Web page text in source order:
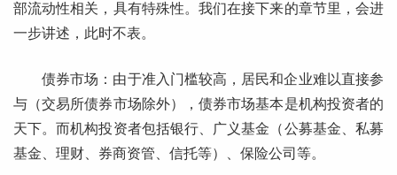
部流动性相关，具有特殊性。我们在接下来的章节里，会进
一步讲述，此时不表。
债券市场：由于准入门槛较高，居民和企业难以直接参
与（交易所债券市场除外），债券市场基本是机构投资者的
天下。而机构投资者包括银行、广义基金（公募基金、私募
基金、理财、券商资管、信托等）、保险公司等。